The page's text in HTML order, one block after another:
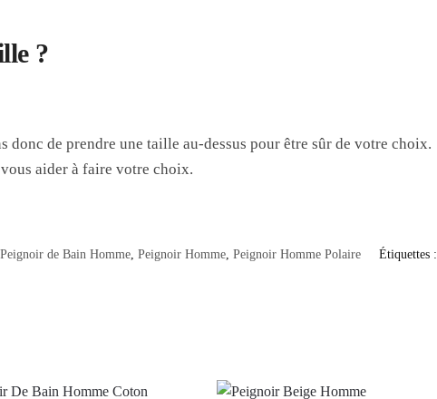
?
de prendre une taille au-dessus pour être sûr de votre choix.
aider à faire votre choix.
Peignoir de Bain Homme, Peignoir Homme, Peignoir Homme Polaire Étiquettes :